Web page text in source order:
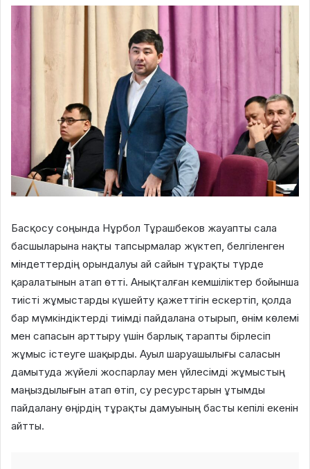
Басқосу соңында Нұрбол Тұрашбеков жауапты сала
басшыларына нақты тапсырмалар жүктеп, белгіленген
міндеттердің орындалуы ай сайын тұрақты түрде
қаралатынын атап өтті. Анықталған кемшіліктер бойынша
тиісті жұмыстарды күшейту қажеттігін ескертіп, қолда
бар мүмкіндіктерді тиімді пайдалана отырып, өнім көлемі
мен сапасын арттыру үшін барлық тарапты бірлесіп
жұмыс істеуге шақырды. Ауыл шаруашылығы саласын
дамытуда жүйелі жоспарлау мен үйлесімді жұмыстың
маңыздылығын атап өтіп, су ресурстарын ұтымды
пайдалану өңірдің тұрақты дамуының басты кепілі екенін
айтты.